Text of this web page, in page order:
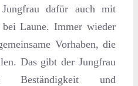
dafür auch mit
bei Laune. Immer wieder
Vorhaben, die
Das gibt der Jungfrau
und